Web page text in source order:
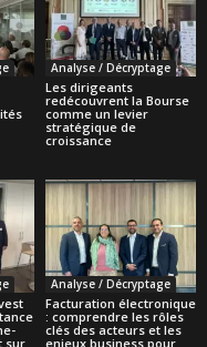
Analyse / Décryptage
Les dirigeants
redécouvrent la Bourse
comme un levier
stratégique de
croissance
sur
Analyse / Décryptage
Facturation électronique
: comprendre les rôles
clés des acteurs et les
enjeux business pour